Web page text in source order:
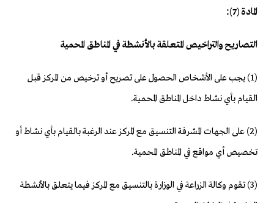
المادة (7):
التصاريح والتراخيص المتعلقة بالأنشطة في المناطق المحمية
(1) يجب على الأشخاص الحصول على تصريح أو ترخيص من المركز قبل
القيام بأي نشاط داخل المناطق المحمية.
(2) على الجهات المشرفة التنسيق مع المركز عند الرغبة بالقيام بأي نشاط أو
تخصيص أي مواقع في المناطق المحمية.
(3) تقوم وكالة الزراعة في الوزارة بالتنسيق مع المركز فيما يتعلق بالأنشطة